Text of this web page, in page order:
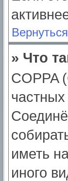
» Что
COPPA
иметь
иного